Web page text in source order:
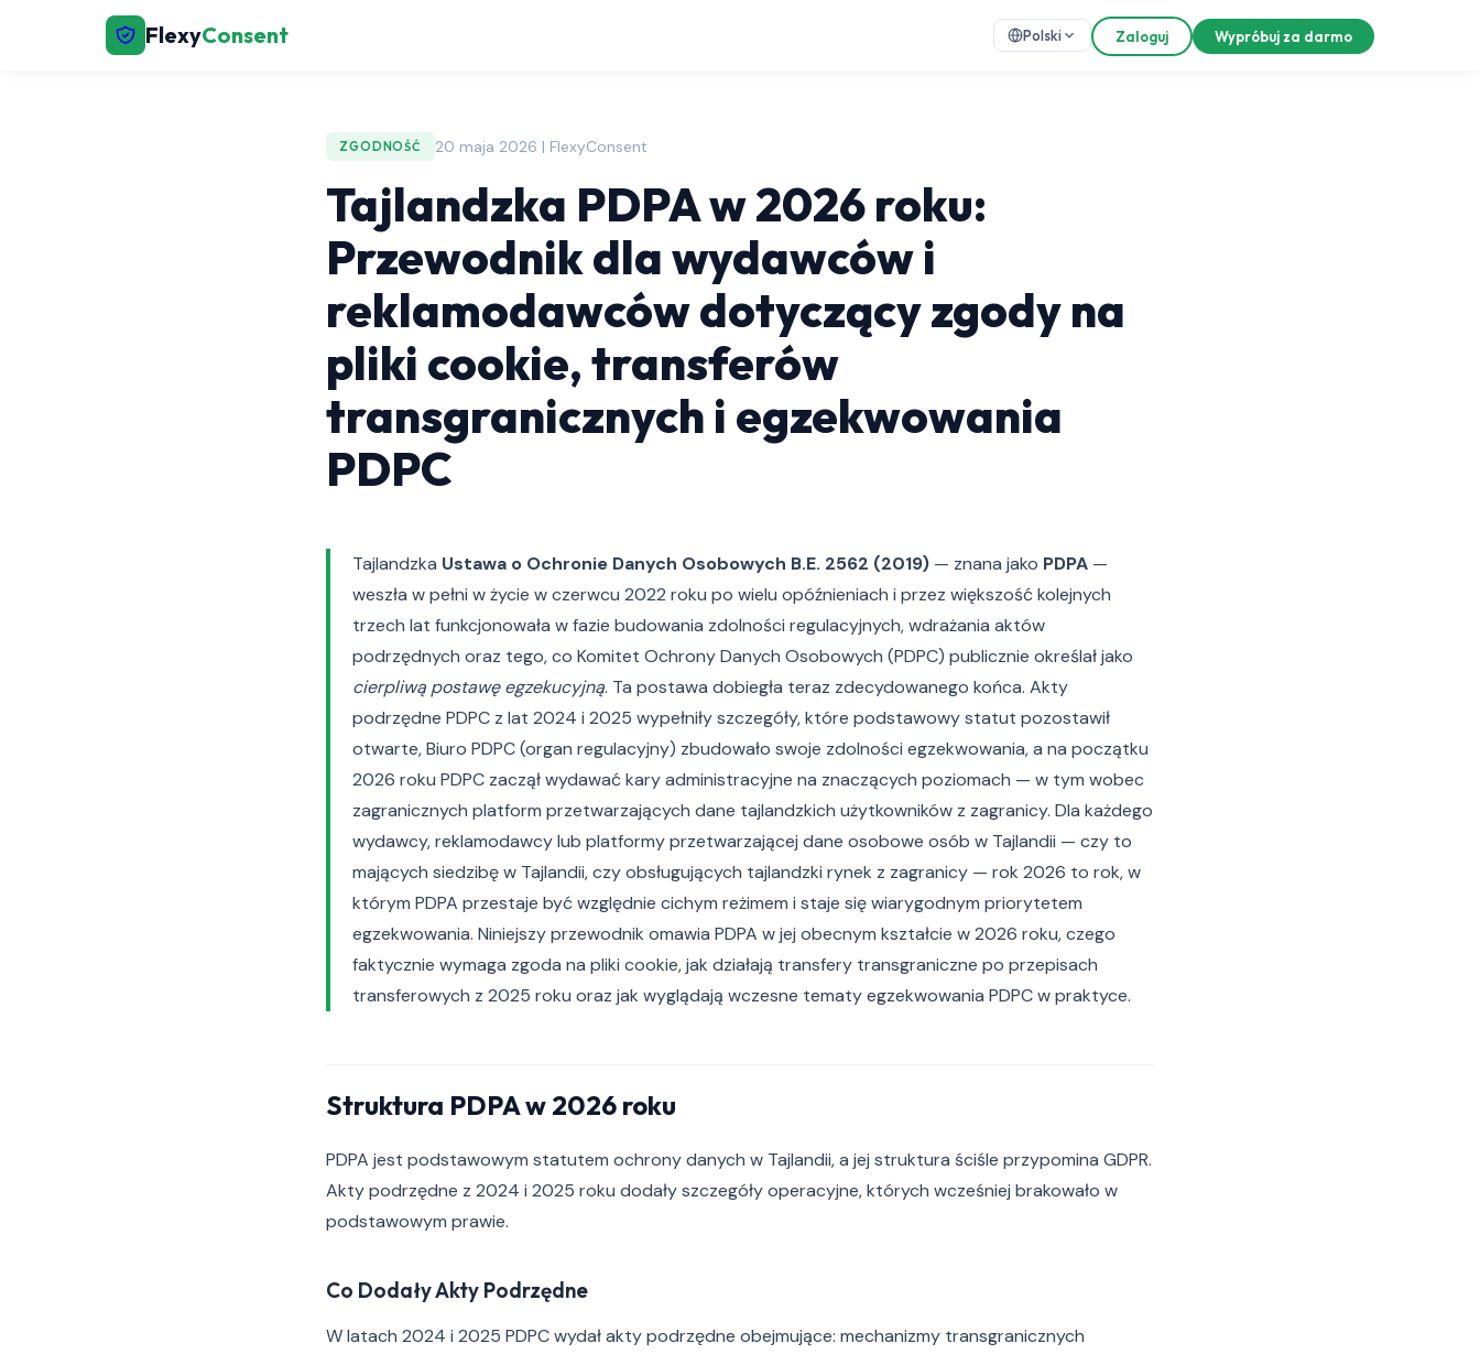
FlexyConsent Polski Zaloguj Wypróbuj za darmo
ZGODNOŚĆ 20 maja 2026 | FlexyConsent
Tajlandzka PDPA w 2026 roku:
Przewodnik dla wydawców i
reklamodawców dotyczący zgody na
pliki cookie, transferów
transgranicznych i egzekwowania
PDPC
Tajlandzka Ustawa o Ochronie Danych Osobowych B.E. 2562 (2019) — znana jako PDPA —
weszła w pełni w życie w czerwcu 2022 roku po wielu opóźnieniach i przez większość kolejnych
trzech lat funkcjonowała w fazie budowania zdolności regulacyjnych, wdrażania aktów
podrzędnych oraz tego, co Komitet Ochrony Danych Osobowych (PDPC) publicznie określał jako
cierpliwą postawę egzekucyjną. Ta postawa dobiegła teraz zdecydowanego końca. Akty
podrzędne PDPC z lat 2024 i 2025 wypełniły szczegóły, które podstawowy statut pozostawił
otwarte, Biuro PDPC (organ regulacyjny) zbudowało swoje zdolności egzekwowania, a na początku
2026 roku PDPC zaczął wydawać kary administracyjne na znaczących poziomach — w tym wobec
zagranicznych platform przetwarzających dane tajlandzkich użytkowników z zagranicy. Dla każdego
wydawcy, reklamodawcy lub platformy przetwarzającej dane osobowe osób w Tajlandii — czy to
mających siedzibę w Tajlandii, czy obsługujących tajlandzki rynek z zagranicy — rok 2026 to rok, w
którym PDPA przestaje być względnie cichym reżimem i staje się wiarygodnym priorytetem
egzekwowania. Niniejszy przewodnik omawia PDPA w jej obecnym kształcie w 2026 roku, czego
faktycznie wymaga zgoda na pliki cookie, jak działają transfery transgraniczne po przepisach
transferowych z 2025 roku oraz jak wyglądają wczesne tematy egzekwowania PDPC w praktyce.
Struktura PDPA w 2026 roku
PDPA jest podstawowym statutem ochrony danych w Tajlandii, a jej struktura ściśle przypomina GDPR.
Akty podrzędne z 2024 i 2025 roku dodały szczegóły operacyjne, których wcześniej brakowało w
podstawowym prawie.
Co Dodały Akty Podrzędne
W latach 2024 i 2025 PDPC wydał akty podrzędne obejmujące: mechanizmy transgranicznych